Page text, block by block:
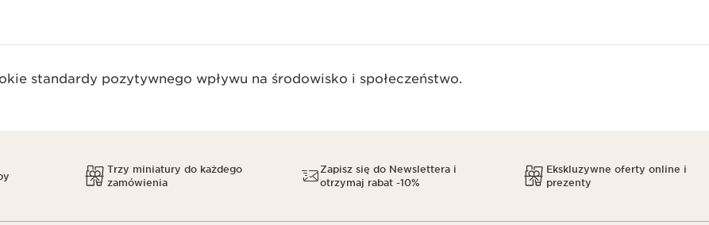
standardy pozytywnego wpływu na środowisko i społeczeństwo.​
Trzy miniatury do każdego
zamówienia
Zapisz się do Newslettera i
otrzymaj rabat -10%
Ekskluzywne oferty online i
prezenty